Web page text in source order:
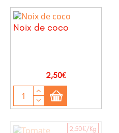
Noix de coco
Prix
2,50€
2,50€/Kg